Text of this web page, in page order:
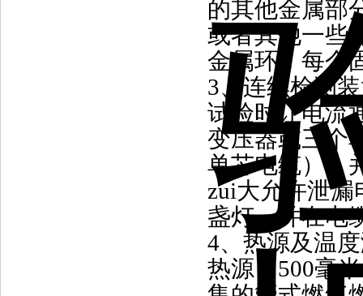
的其他金属部
或者其他一些
金属环，每个
3、连续检测
试验时让电流
变压器或三个
单芯电缆），
zui大允许泄漏
盏灯，并在电
4、热源及温
热源：500毫